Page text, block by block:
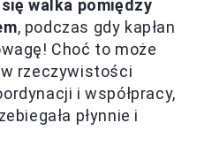
walka pomiędzy
, podczas gdy kapłan
Choć to może
rzeczywistości
i współpracy,
płynnie i